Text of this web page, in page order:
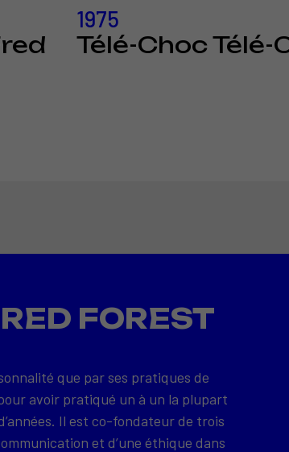
1975
Télé-Choc Télé-
FOREST
que par ses pratiques de
avoir pratiqué un à un la plupart
Il est co-fondateur de trois
et d’une éthique dans